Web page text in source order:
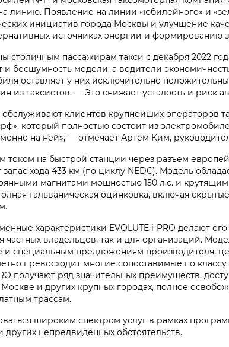
линию. Появление на линии «юбилейного» и
инициатив города Москвы и улучшение
источниках энергии и формированию
столичным пассажирам такси с декабря 2022
бесшумность модели, а водители
оставляет у них исключительно
из таксистов. — Это снижает усталость и риск
обслуживают клиентов крупнейших операторов
который полностью состоит из
на ней», — отмечает Артем Ким,
током на быстрой станции через разъем
запас хода 433 км (по циклу NEDC). Модель
магнитами мощностью 150 л.с. и
гальваническая оцинковка, включая
характеристики EVOLUTE i‑PRO делают
частных владельцев, так и для организаций.
специальным предложениям производителя,
превосходит многие сопоставимые по
получают ряд значительных преимуществ,
и других крупных городах, полное
трассам.
широким спектром услуг в рамках
непредвиденных обстоятельств.